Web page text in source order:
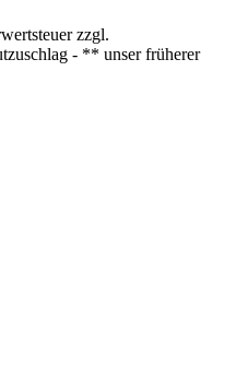
zzgl.
- ** unser früherer